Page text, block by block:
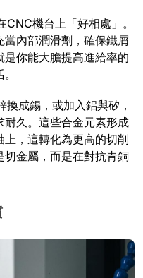
機台上「好相處」。
內部潤滑劑，確保鐵屑
你能大膽提高進給率的
成錫，或加入鋁與矽，
久。這些合金元素形成
，這轉化為更高的切削
金屬，而是在對抗青銅